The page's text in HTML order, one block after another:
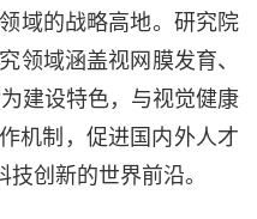
域的战略高地。研究院
领域涵盖视网膜发育、
建设特色，与视觉健康
机制，促进国内外人才
创新的世界前沿。